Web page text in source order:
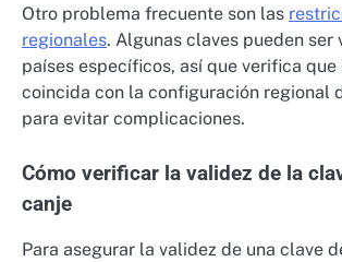
Otro problema frecuente son las
regionales. Algunas claves pueden ser
países específicos, así que verifica
coincida con la configuración regional
para evitar complicaciones.
Cómo verificar la validez de la
canje
Para asegurar la validez de una clave